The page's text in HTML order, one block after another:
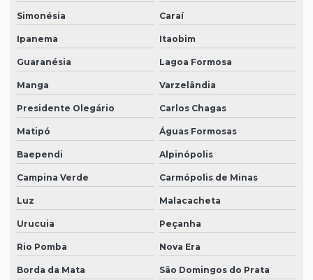
Simonésia Caraí
Ipanema Itaobim
Guaranésia Lagoa Formosa
Manga Varzelândia
Presidente Olegário Carlos Chagas
Matipó Águas Formosas
Baependi Alpinópolis
Campina Verde Carmópolis de Minas
Luz Malacacheta
Urucuia Peçanha
Rio Pomba Nova Era
Borda da Mata São Domingos do Prata